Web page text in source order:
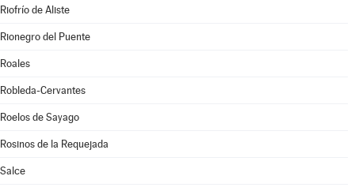
Riofrío de Aliste
Rionegro del Puente
Roales
Robleda-Cervantes
Roelos de Sayago
Rosinos de la Requejada
Salce